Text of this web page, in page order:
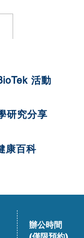
活動
研究分享
康百科
辦公時間